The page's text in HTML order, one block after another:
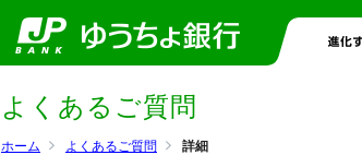
ホーム よくあるご質問 詳細
よくあるご質問